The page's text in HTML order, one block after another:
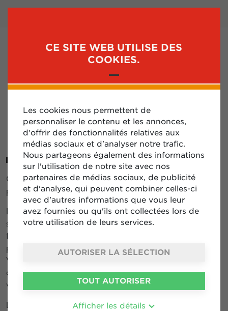
CE SITE WEB UTILISE DES
COOKIES.
Les cookies nous permettent de
personnaliser le contenu et les annonces,
d'offrir des fonctionnalités relatives aux
médias sociaux et d'analyser notre trafic.
Nous partageons également des informations
sur l'utilisation de notre site avec nos
partenaires de médias sociaux, de publicité
et d'analyse, qui peuvent combiner celles-ci
avec d'autres informations que vous leur
avez fournies ou qu'ils ont collectées lors de
votre utilisation de leurs services.
AUTORISER LA SÉLECTION
TOUT AUTORISER
Afficher les détails
UNE QUESTION SUR
MA FACTURE ?
Chaque client recevra automatiquement une facture
par e-mail.
Les factures de Circle K sont déjà exemptées des taxes
sur la valeur ajoutée (TVA) et des droits d’accises. De ce
fait, vous ne payez que vos consommations au meilleur
prix du marché belge, sans frais et sans commissions.
Vous pouvez consulter l’historique de vos
consommations ainsi que les prix au quotidien depuis
votre espace client.
Les recharges électriques feront l'objet d'une facture